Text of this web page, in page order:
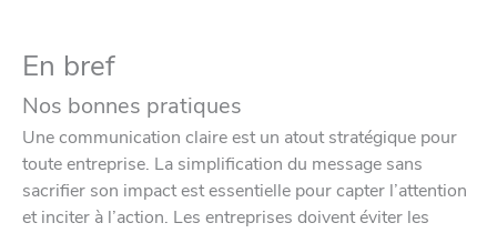
En bref
Nos bonnes pratiques
Une communication claire est un atout stratégique pour
toute entreprise. La simplification du message sans
sacrifier son impact est essentielle pour capter l’attention
et inciter à l’action. Les entreprises doivent éviter les